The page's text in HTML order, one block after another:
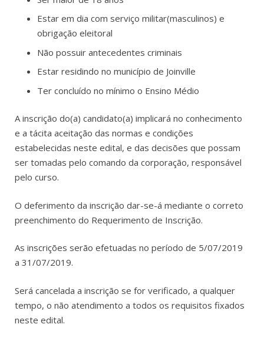
Estar em dia com serviço militar(masculinos) e
obrigação eleitoral
Não possuir antecedentes criminais
Estar residindo no município de Joinville
Ter concluído no mínimo o Ensino Médio
A inscrição do(a) candidato(a) implicará no conhecimento
e a tácita aceitação das normas e condições
estabelecidas neste edital, e das decisões que possam
ser tomadas pelo comando da corporação, responsável
pelo curso.
O deferimento da inscrição dar-se-á mediante o correto
preenchimento do Requerimento de Inscrição.
As inscrições serão efetuadas no período de 5/07/2019
a 31/07/2019.
Será cancelada a inscrição se for verificado, a qualquer
tempo, o não atendimento a todos os requisitos fixados
neste edital.